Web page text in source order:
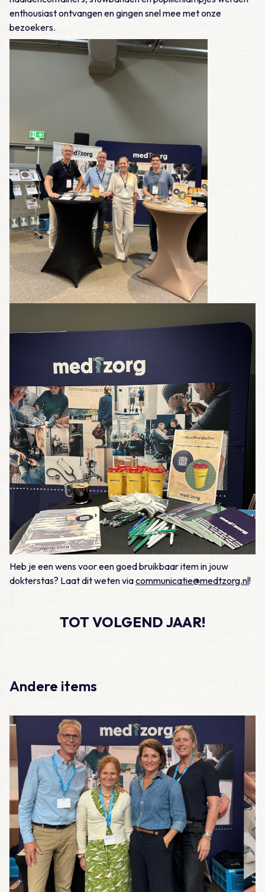
enthousiast ontvangen en gingen snel mee met onze
bezoekers.
Heb je een wens voor een goed bruikbaar item in jouw
dokterstas? Laat dit weten viacommunicatie@medtzorg.nl!
TOT VOLGEND JAAR!
Andere items
Lees meer over Verenso congres 2026